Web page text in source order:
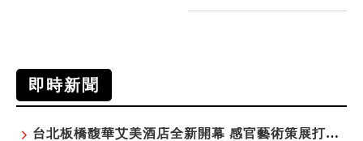
即時新聞
台北板橋馥華艾美酒店全新開幕 感官藝術策展打造旅居新風格